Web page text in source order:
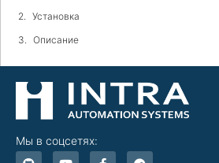
Установка
Описание
Мы в соцсетях:
G Y F T